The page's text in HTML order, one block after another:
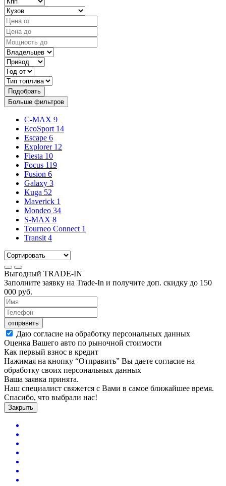
Подобрать
Больше фильтров
C-MAX 9
EcoSport 14
Escape 6
Explorer 12
Fiesta 10
Focus 119
Fusion 6
Galaxy 3
Kuga 52
Maverick 1
Mondeo 34
S-MAX 8
Tourneo Connect 1
Transit 4
Выгодный TRADE-IN
Заполните заявку на Trade-In и получите доп. скидку до 150
000 руб.
отправить
Даю согласие на обработку персональных данных
Оценка Вашего авто по рыночной стоимости
Как первый взнос в кредит
Нажимая на кнопку “Отправить” Вы даете согласие на
обработку своих персональных данных
Ваша заявка принята.
Наш специалист свяжется с Вами в самое ближайшее время.
Спасибо, что выбрали нас!
Закрыть